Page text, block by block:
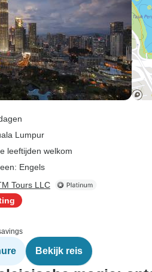
Lumpur
leeftijden welkom
Engels
Tours LLC
Bekijk reis